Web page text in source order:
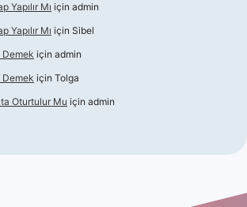
Yapılır Mı için admin
Yapılır Mı için Sibel
Demek için admin
Demek için Tolga
Oturtulur Mu için admin